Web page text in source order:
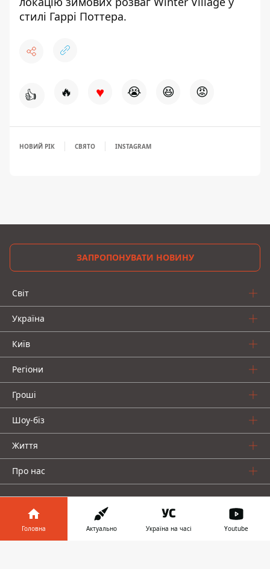
стилі Гаррі Поттера.
👍 🔥 ♥ 😭 😆 😡
НОВИЙ РІК СВЯТО INSTAGRAM
ЗАПРОПОНУВАТИ НОВИНУ
Світ
Україна
Київ
Регіони
Гроші
Шоу-біз
Життя
Про нас
Головна Актуально Україна на часі Youtube